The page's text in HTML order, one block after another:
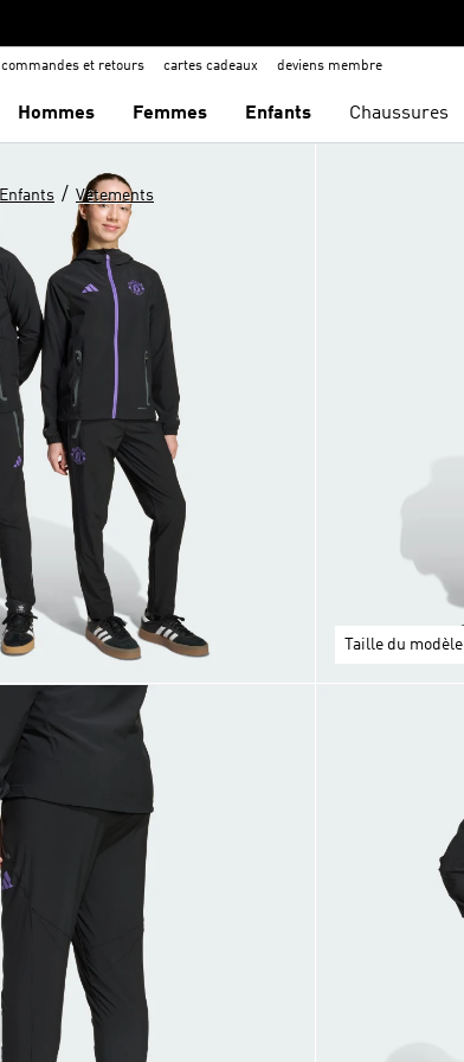
commandes et retours cartes cadeaux deviens membre
Hommes Femmes Enfants Chaussures
Enfants / Vêtements
Taille du modèle